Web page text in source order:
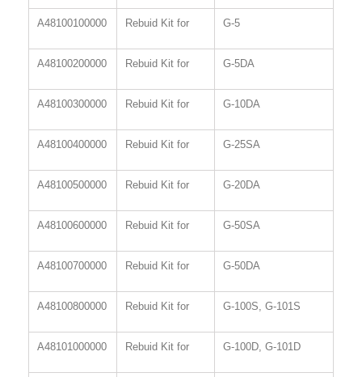
A48100100000 Rebuid Kit for G-5
A48100200000 Rebuid Kit for G-5DA
A48100300000 Rebuid Kit for G-10DA
A48100400000 Rebuid Kit for G-25SA
A48100500000 Rebuid Kit for G-20DA
A48100600000 Rebuid Kit for G-50SA
A48100700000 Rebuid Kit for G-50DA
A48100800000 Rebuid Kit for G-100S, G-101S
A48101000000 Rebuid Kit for G-100D, G-101D